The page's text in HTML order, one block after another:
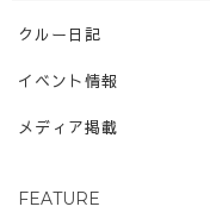
クルー日記
イベント情報
メディア掲載
FEATURE